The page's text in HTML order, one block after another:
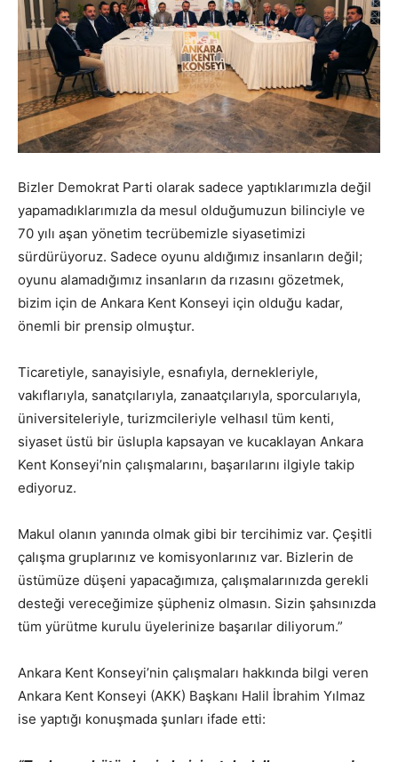
Bizler Demokrat Parti olarak sadece yaptıklarımızla değil
yapamadıklarımızla da mesul olduğumuzun bilinciyle ve
70 yılı aşan yönetim tecrübemizle siyasetimizi
sürdürüyoruz. Sadece oyunu aldığımız insanların değil;
oyunu alamadığımız insanların da rızasını gözetmek,
bizim için de Ankara Kent Konseyi için olduğu kadar,
önemli bir prensip olmuştur.
Ticaretiyle, sanayisiyle, esnafıyla, dernekleriyle,
vakıflarıyla, sanatçılarıyla, zanaatçılarıyla, sporcularıyla,
üniversiteleriyle, turizmcileriyle velhasıl tüm kenti,
siyaset üstü bir üslupla kapsayan ve kucaklayan Ankara
Kent Konseyi’nin çalışmalarını, başarılarını ilgiyle takip
ediyoruz.
Makul olanın yanında olmak gibi bir tercihimiz var. Çeşitli
çalışma gruplarınız ve komisyonlarınız var. Bizlerin de
üstümüze düşeni yapacağımıza, çalışmalarınızda gerekli
desteği vereceğimize şüpheniz olmasın. Sizin şahsınızda
tüm yürütme kurulu üyelerinize başarılar diliyorum.”
Ankara Kent Konseyi’nin çalışmaları hakkında bilgi veren
Ankara Kent Konseyi (AKK) Başkanı Halil İbrahim Yılmaz
ise yaptığı konuşmada şunları ifade etti: